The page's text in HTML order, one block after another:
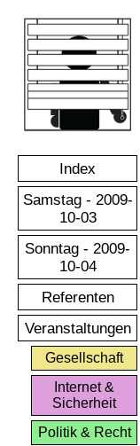
Index
Samstag - 2009-
10-03
Sonntag - 2009-
10-04
Referenten
Veranstaltungen
Gesellschaft
Internet &
Sicherheit
Politik & Recht